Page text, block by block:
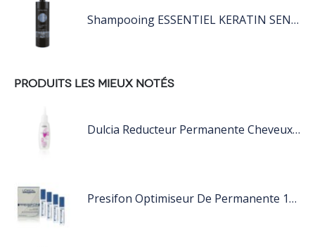
Shampooing ESSENTIEL KERATIN SENSITIVE 1L
PRODUITS LES MIEUX NOTÉS
Dulcia Reducteur Permanente Cheveux Naturels Très Résistant
Presifon Optimiseur De Permanente 12x15Ml